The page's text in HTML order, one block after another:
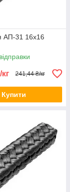
АП-31 16х16
241,44 ₴/кг
Купити